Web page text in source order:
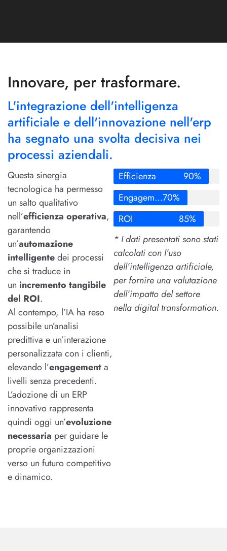
Innovare, per trasformare.
L'integrazione dell'intelligenza
artificiale e dell'innovazione nell'erp
ha segnato una svolta decisiva nei
processi aziendali.
Questa sinergia
tecnologica ha permesso
un salto qualitativo
nell’efficienza operativa,
garantendo
un’automazione
intelligentedei processi
che si traduce in
un incremento tangibile
del ROI.
Al contempo, l’IA ha reso
possibile un’analisi
predittiva e un’interazione
personalizzata con i clienti,
elevando l’engagementa
livelli senza precedenti.
L’adozione di un ERP
innovativo rappresenta
quindi oggi un’evoluzione
necessaria per guidare le
proprie organizzazioni
verso un futuro competitivo
e dinamico.
Efficienza
90%
Engagement70%
ROI
85%
* I dati presentati sono stati
calcolati con l’uso
dell’intelligenza artificiale,
per fornire una valutazione
dell’impatto del settore
nella digital transformation.